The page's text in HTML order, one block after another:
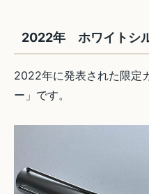
2022年 ホワイトシ
2022年に発表された限定
ー」です。